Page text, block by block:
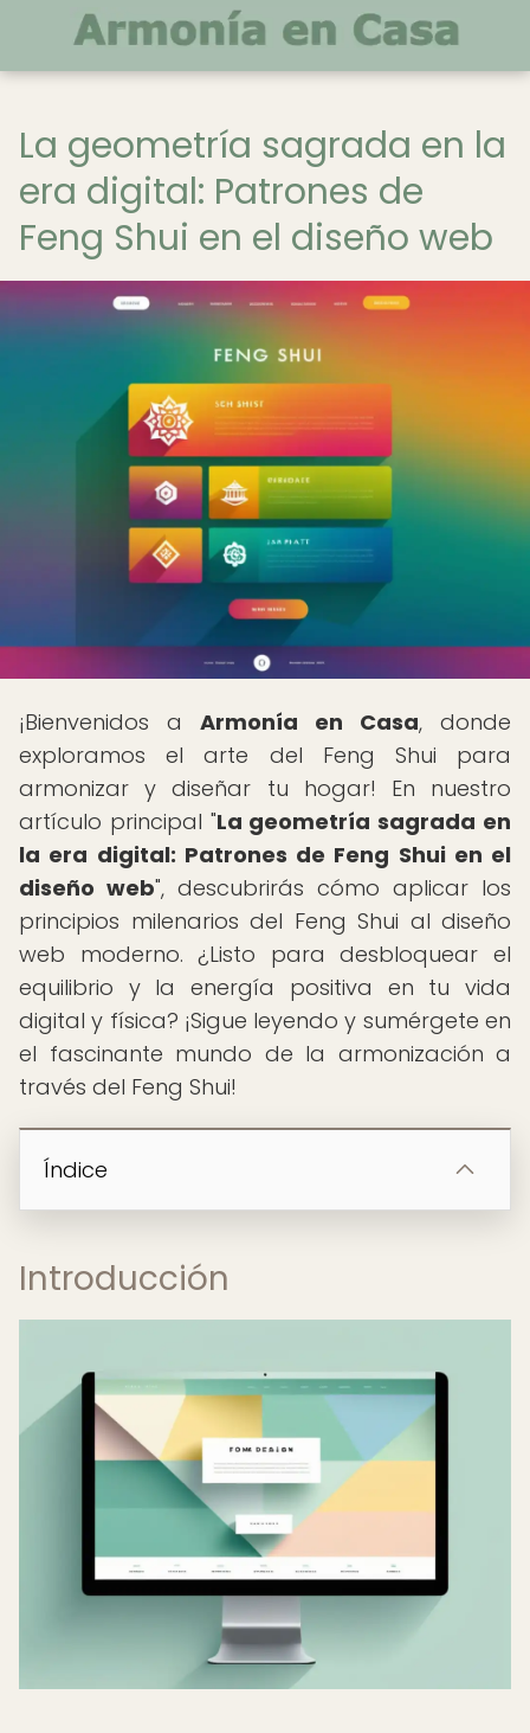
La geometría sagrada en la
era digital: Patrones de
Feng Shui en el diseño web
¡Bienvenidos a Armonía en Casa, donde
exploramos el arte del Feng Shui para
armonizar y diseñar tu hogar! En nuestro
artículo principal "La geometría sagrada en
la era digital: Patrones de Feng Shui en el
diseño web", descubrirás cómo aplicar los
principios milenarios del Feng Shui al diseño
web moderno. ¿Listo para desbloquear el
equilibrio y la energía positiva en tu vida
digital y física? ¡Sigue leyendo y sumérgete en
el fascinante mundo de la armonización a
través del Feng Shui!
Índice
Introducción